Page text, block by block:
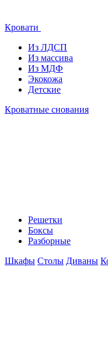
Кровати
Из ЛДСП
Из массива
Из МДФ
Экокожа
Детские
Кроватные снования
Решетки
Боксы
Разборные
Шкафы Столы Диваны